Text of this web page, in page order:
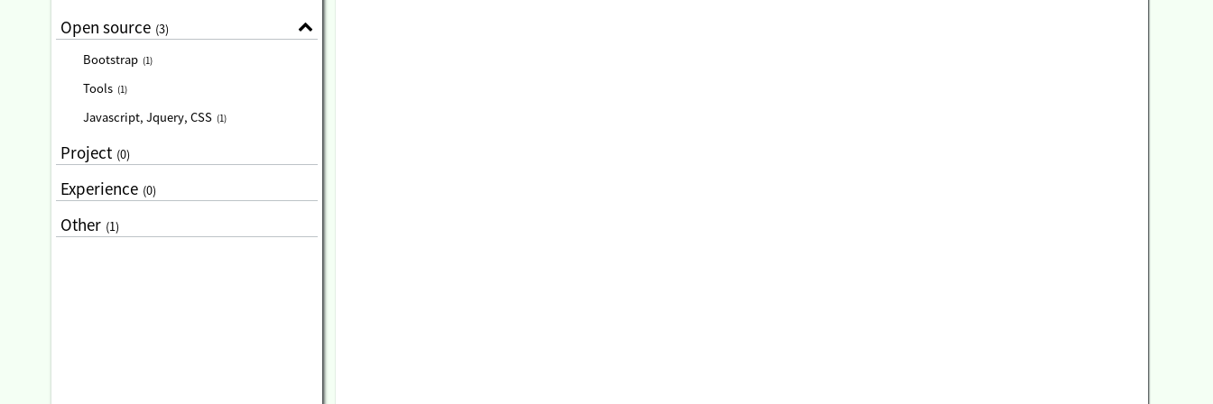
Open source (3)
Bootstrap (1)
Tools (1)
Javascript, Jquery, CSS (1)
Project (0)
Experience (0)
Other (1)